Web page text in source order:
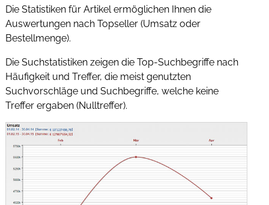
Die Statistiken für Artikel ermöglichen Ihnen die
Auswertungen nach Topseller (Umsatz oder
Bestellmenge).
Die Suchstatistiken zeigen die Top-Suchbegriffe nach
Häufigkeit und Treffer, die meist genutzten
Suchvorschläge und Suchbegriffe, welche keine
Treffer ergaben (Nulltreffer).